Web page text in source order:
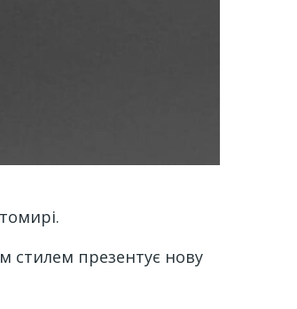
стилем презентує нову